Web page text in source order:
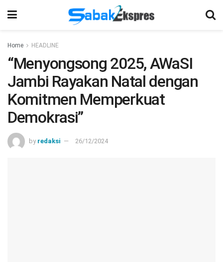
Home HEADLINE
“Menyongsong 2025, AWaSI
Jambi Rayakan Natal dengan
Komitmen Memperkuat
Demokrasi”
by redaksi 26/12/2024